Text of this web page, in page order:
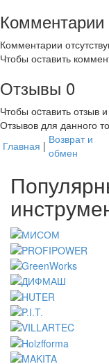
Комментарии
Комментарии
Чтобы оставить
Отзывы 0
Чтобы оcтавить отзыв
Отзывов для данного
Главная | Возврат и
обмен